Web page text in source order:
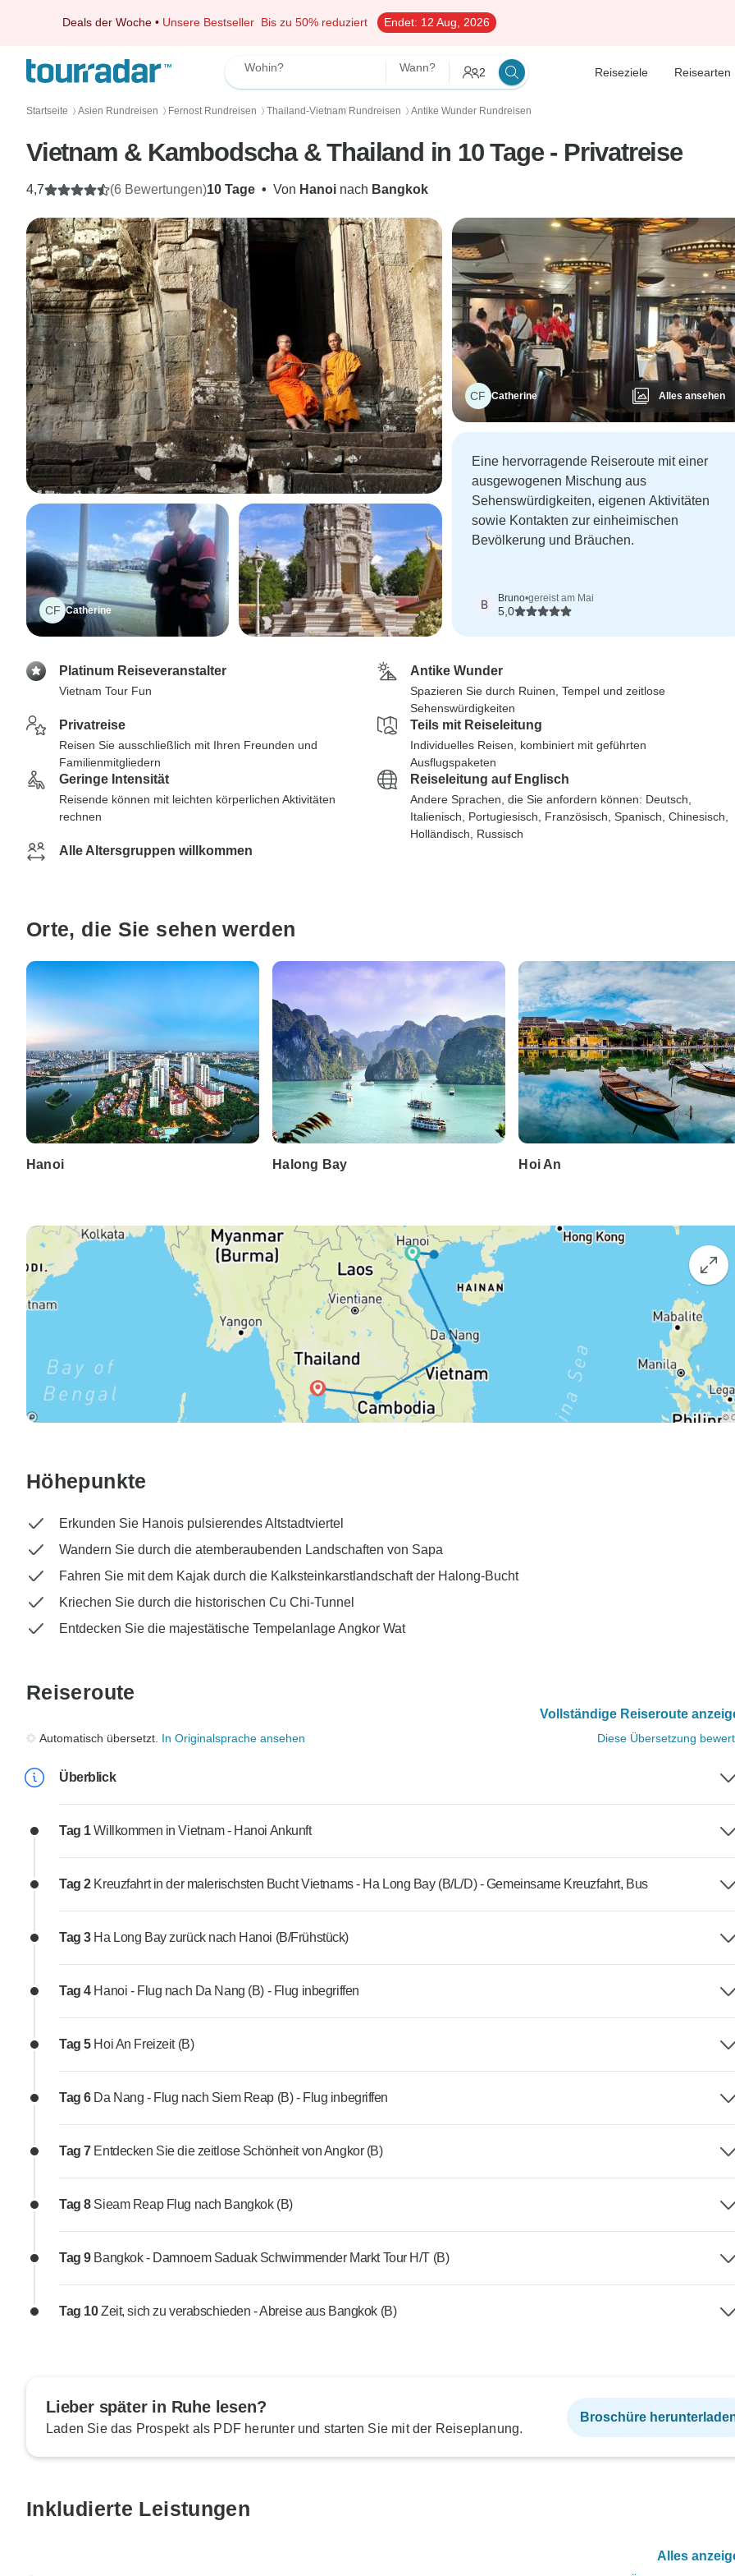
Deals der Woche • Unsere Bestseller Bis zu 50% reduziert Endet: 12 Aug, 2026
Wohin? Wann? 2 Reiseziele Reisearten
Startseite 〉 Asien Rundreisen 〉 Fernost Rundreisen 〉 Thailand-Vietnam Rundreisen 〉 Antike Wunder Rundreisen
Vietnam & Kambodscha & Thailand in 10 Tage - Privatreise
10 Tage • Von Hanoi nach Bangkok
4,7 (6 Bewertungen)
CF Catherine
CF Catherine Alles ansehen
Eine hervorragende Reiseroute mit einer
ausgewogenen Mischung aus
Sehenswürdigkeiten, eigenen Aktivitäten
sowie Kontakten zur einheimischen
Bevölkerung und Bräuchen.
B Bruno•gereist am Mai
5,0
Platinum Reiseveranstalter
Vietnam Tour Fun
Antike Wunder
Spazieren Sie durch Ruinen, Tempel und zeitlose
Sehenswürdigkeiten
Privatreise
Reisen Sie ausschließlich mit Ihren Freunden und
Familienmitgliedern
Teils mit Reiseleitung
Individuelles Reisen, kombiniert mit geführten
Ausflugspaketen
Geringe Intensität
Reisende können mit leichten körperlichen Aktivitäten
rechnen
Reiseleitung auf Englisch
Andere Sprachen, die Sie anfordern können: Deutsch,
Italienisch, Portugiesisch, Französisch, Spanisch, Chinesisch,
Holländisch, Russisch
Alle Altersgruppen willkommen
Orte, die Sie sehen werden
Hanoi Halong Bay Hoi An
Höhepunkte
Erkunden Sie Hanois pulsierendes Altstadtviertel
Wandern Sie durch die atemberaubenden Landschaften von Sapa
Fahren Sie mit dem Kajak durch die Kalksteinkarstlandschaft der Halong-Bucht
Kriechen Sie durch die historischen Cu Chi-Tunnel
Entdecken Sie die majestätische Tempelanlage Angkor Wat
Reiseroute
Vollständige Reiseroute
Automatisch übersetzt. In Originalsprache ansehen Diese Übersetzung
Überblick
Tag 1Willkommen in Vietnam - Hanoi Ankunft
Tag 2 Kreuzfahrt in der malerischsten Bucht Vietnams - Ha Long Bay (B/L/D) - Gemeinsame Kreuzfahrt, Bus
Tag 3 Ha Long Bay zurück nach Hanoi (B/Frühstück)
Tag 4 Hanoi - Flug nach Da Nang (B) - Flug inbegriffen
Tag 5 Hoi An Freizeit (B)
Tag 6 Da Nang - Flug nach Siem Reap (B) - Flug inbegriffen
Tag 7 Entdecken Sie die zeitlose Schönheit von Angkor (B)
Tag 8 Sieam Reap Flug nach Bangkok (B)
Tag 9 Bangkok - Damnoem Saduak Schwimmender Markt Tour H/T (B)
Tag 10Zeit, sich zu verabschieden - Abreise aus Bangkok (B)
Lieber später in Ruhe lesen?
Laden Sie das Prospekt als PDF herunter und starten Sie mit der Reiseplanung.
Broschüre
Inkludierte Leistungen
Alles